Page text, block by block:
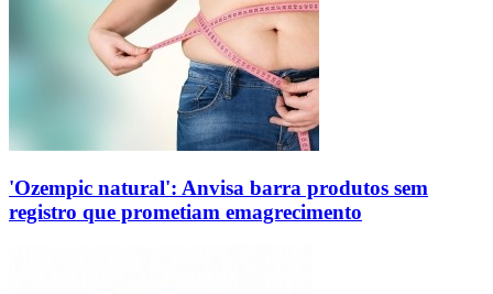
'Ozempic natural': Anvisa barra produtos sem
registro que prometiam emagrecimento